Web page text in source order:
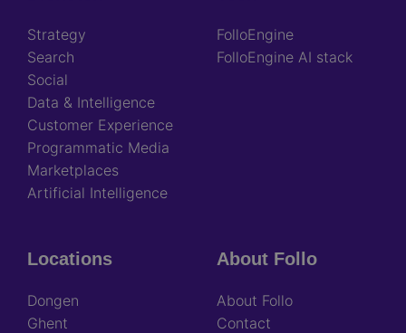
Strategy
Search
Social
Data & Intelligence
Customer Experience
Programmatic Media
Marketplaces
Artificial Intelligence
FolloEngine
FolloEngine AI stack
Locations
Dongen
Ghent
About Follo
About Follo
Contact